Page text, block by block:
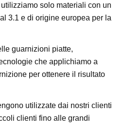
solo materiali con un
3.1 e di origine europea per la
guarnizioni piatte,
che applichiamo a
per ottenere il risultato
utilizzate dai nostri clienti
clienti fino alle grandi